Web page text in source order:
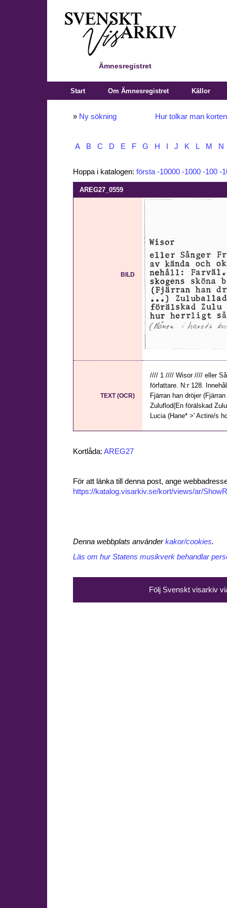
Ämnesregistret
Start Om Ämnesregistret Källor
» Ny sökning Hur tolkar man
A B C D E F G H J K L M N
Hoppa i katalogen: första -10000 -1000 -100 -
AREG27_0559
BILD
TEXT (OCR)
//// 1 //// Wisor //// eller
författare. N:r 128.
Fjärran han dröjer
Zuluflod(En förälskad
Lucia (Hane* >' Actire/s
Kortlåda: AREG27
För att länka till denna post, ange
https://katalog.visarkiv.se/kort/views/ar/
Denna webbplats använderkakor/cookies.
Läs om hur Statens musikverk behandlar
Följ Svenskt visarkiv